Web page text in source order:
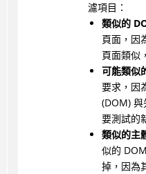
濾項目：
類似的
頁面，因
頁面類似
可能類似
要求，因
(DOM)
要測試的
類似的主
似的
掉，因為